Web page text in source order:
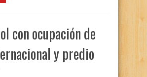
con ocupación de
y predio